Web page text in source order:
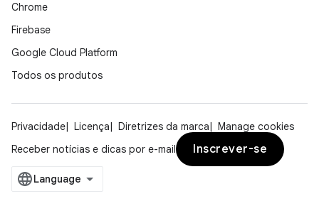
Chrome
Firebase
Google Cloud Platform
Todos os produtos
Privacidade Licença Diretrizes da marca
Manage cookies
Receber notícias e dicas por e-mail
Inscrever-se